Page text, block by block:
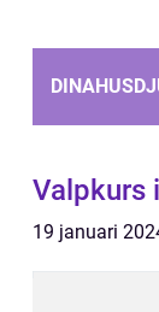
Valpkurs
19 januari